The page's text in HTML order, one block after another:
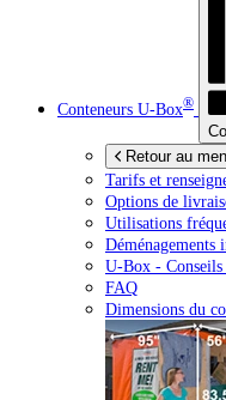
Conteneurs U-Box®
Retour au
Tarifs et
Options de
Utilisations
Déménagements
U-Box -
FAQ
Dimensions du